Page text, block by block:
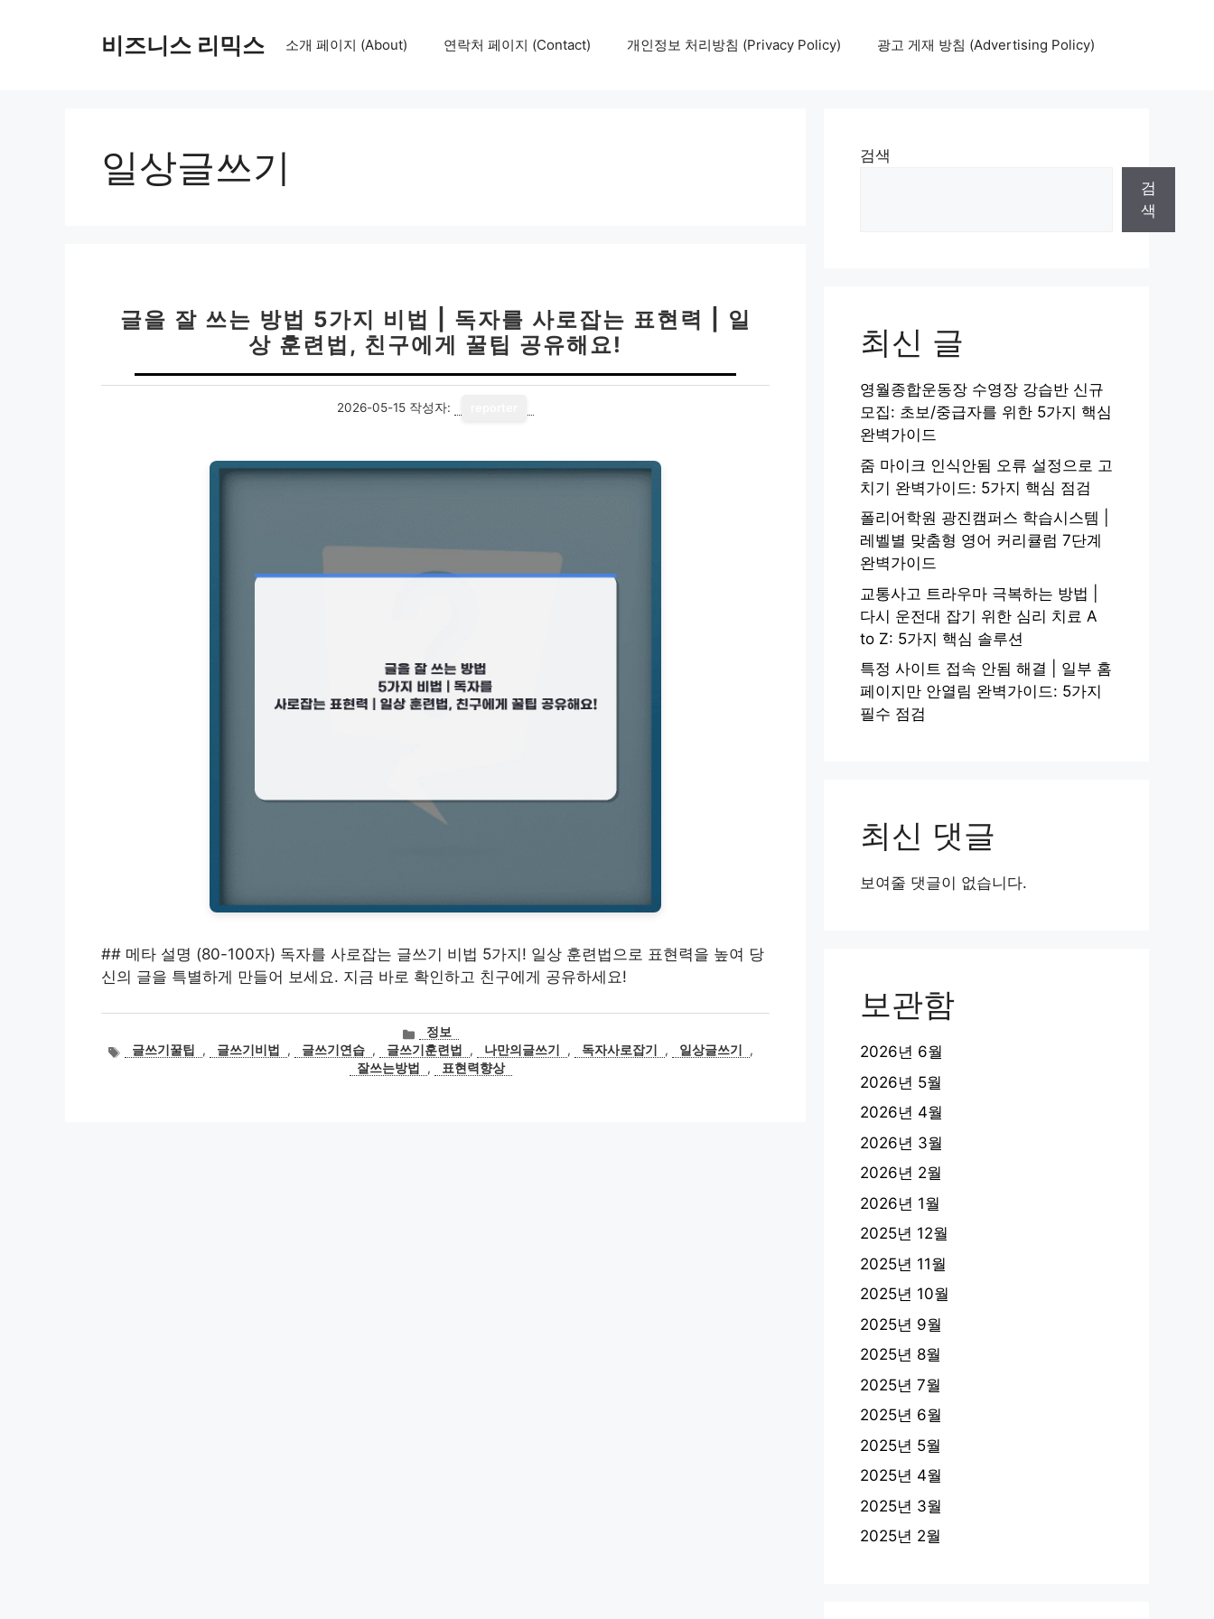
비즈니스 리믹스 소개 페이지 (About) 연락처 페이지 (Contact) 개인정보 처리방침 (Privacy Policy) 광고 게재 방침 (Advertising Policy)
일상글쓰기
글을 잘 쓰는 방법 5가지 비법 | 독자를 사로잡는 표현력 | 일
상 훈련법, 친구에게 꿀팁 공유해요!
2026-05-15 작성자:
## 메타 설명 (80-100자) 독자를 사로잡는 글쓰기 비법 5가지! 일상 훈련법으로 표현력을 높여 당
신의 글을 특별하게 만들어 보세요. 지금 바로 확인하고 친구에게 공유하세요!
카
테
고
정보
태글쓰기꿀팁 , 글쓰기비법 , 글쓰기연습 , 글쓰기훈련법 , 나만의글쓰기 , 독자사로잡기 , 일상글쓰기
,
잘쓰는방법
, 표현력향상
검색
검
색
최신 글
영월종합운동장 수영장 강습반 신규
모집: 초보/중급자를 위한 5가지 핵심
완벽가이드
줌 마이크 인식안됨 오류 설정으로 고
치기 완벽가이드: 5가지 핵심 점검
폴리어학원 광진캠퍼스 학습시스템 |
레벨별 맞춤형 영어 커리큘럼 7단계
완벽가이드
교통사고 트라우마 극복하는 방법 |
다시 운전대 잡기 위한 심리 치료 A
to Z: 5가지 핵심 솔루션
특정 사이트 접속 안됨 해결 | 일부 홈
페이지만 안열림 완벽가이드: 5가지
필수 점검
최신 댓글
보여줄 댓글이 없습니다.
보관함
2026년 6월
2026년 5월
2026년 4월
2026년 3월
2026년 2월
2026년 1월
2025년 12월
2025년 11월
2025년 10월
2025년 9월
2025년 8월
2025년 7월
2025년 6월
2025년 5월
2025년 4월
2025년 3월
2025년 2월